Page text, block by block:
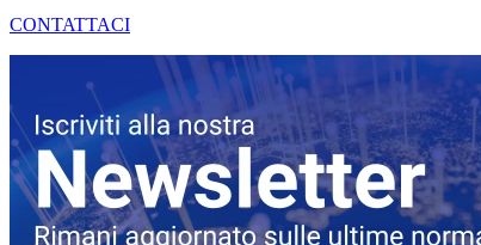
CONTATTACI